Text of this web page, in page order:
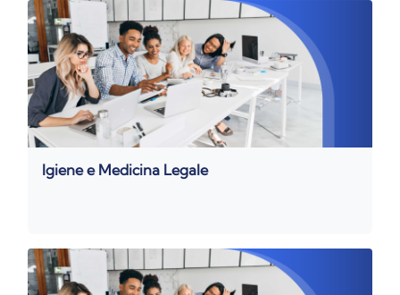
Igiene e Medicina Legale